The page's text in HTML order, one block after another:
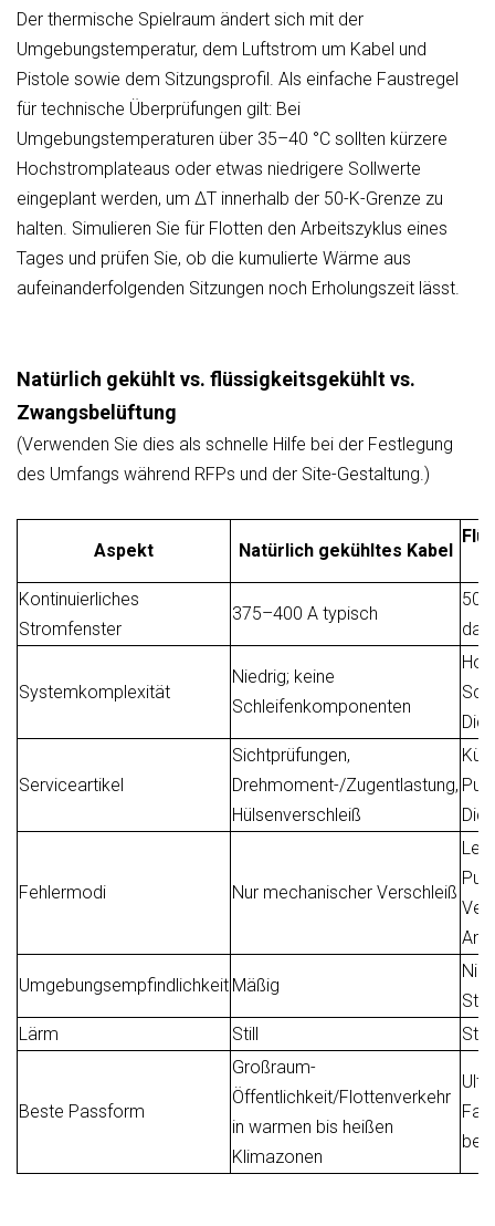
Der thermische Spielraum ändert sich mit der
Umgebungstemperatur, dem Luftstrom um Kabel und
Pistole sowie dem Sitzungsprofil. Als einfache Faustregel
für technische Überprüfungen gilt: Bei
Umgebungstemperaturen über 35–40 °C sollten kürzere
Hochstromplateaus oder etwas niedrigere Sollwerte
eingeplant werden, um ΔT innerhalb der 50-K-Grenze zu
halten. Simulieren Sie für Flotten den Arbeitszyklus eines
Tages und prüfen Sie, ob die kumulierte Wärme aus
aufeinanderfolgenden Sitzungen noch Erholungszeit lässt.
Natürlich gekühlt vs. flüssigkeitsgekühlt vs.
Zwangsbelüftung
(Verwenden Sie dies als schnelle Hilfe bei der Festlegung
des Umfangs während RFPs und der Site-Gestaltung.)
Aspekt Natürlich gekühltes Kabel
Kontinuierliches
Stromfenster
375–400 A typisch
500
Systemkomplexität
Niedrig; keine
Schleifenkomponenten
Serviceartikel
Sichtprüfungen,
Drehmoment-/Zugentlastung,
Hülsenverschleiß
Fehlermodi Nur mechanischer Verschleiß
Umgebungsempfindlichkeit Mäßig
Lärm
Still Still
Beste Passform
Großraum-
Öffentlichkeit/Flottenverkehr
in warmen bis heißen
Klimazonen